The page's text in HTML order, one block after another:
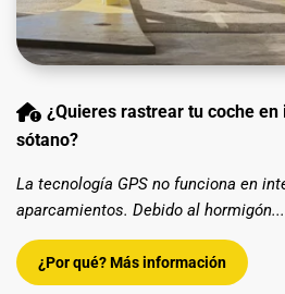
¿Quieres rastrear tu coche
sótano?
La tecnología GPS no funciona en
aparcamientos. Debido al hormigón...
¿Por qué? Más información